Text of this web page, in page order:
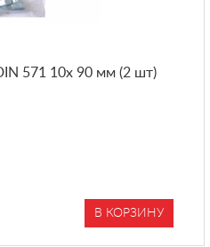
571 10х 90 мм (2 шт)
В КОРЗИНУ